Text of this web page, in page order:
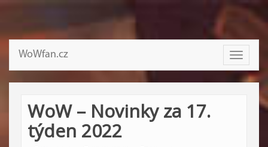
Toggle
WoWfan.cz
WoW – Novinky za 17.
týden 2022